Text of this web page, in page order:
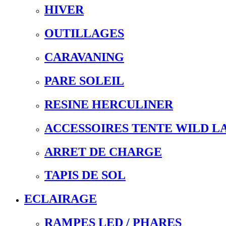
HIVER
OUTILLAGES
CARAVANING
PARE SOLEIL
RESINE HERCULINER
ACCESSOIRES TENTE WILD
ARRET DE CHARGE
TAPIS DE SOL
ECLAIRAGE
RAMPES LED / PHARES